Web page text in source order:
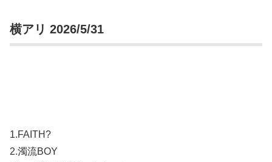
横アリ 2026/5/31
1.FAITH?
2.濁流BOY